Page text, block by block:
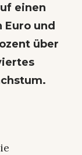
einen
und
über